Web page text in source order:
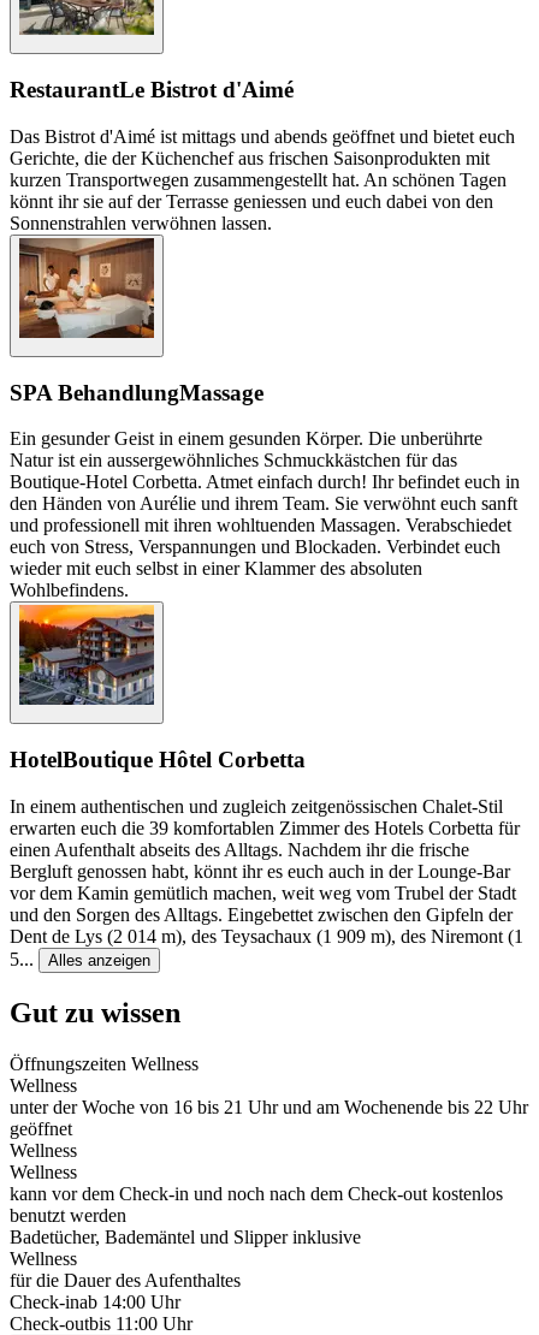
RestaurantLe Bistrot d'Aimé
Das Bistrot d'Aimé ist mittags und abends geöffnet und bietet euch
Gerichte, die der Küchenchef aus frischen Saisonprodukten mit
kurzen Transportwegen zusammengestellt hat. An schönen Tagen
könnt ihr sie auf der Terrasse geniessen und euch dabei von den
Sonnenstrahlen verwöhnen lassen.
SPA BehandlungMassage
Ein gesunder Geist in einem gesunden Körper. Die unberührte
Natur ist ein aussergewöhnliches Schmuckkästchen für das
Boutique-Hotel Corbetta. Atmet einfach durch! Ihr befindet euch in
den Händen von Aurélie und ihrem Team. Sie verwöhnt euch sanft
und professionell mit ihren wohltuenden Massagen. Verabschiedet
euch von Stress, Verspannungen und Blockaden. Verbindet euch
wieder mit euch selbst in einer Klammer des absoluten
Wohlbefindens.
HotelBoutique Hôtel Corbetta
In einem authentischen und zugleich zeitgenössischen Chalet-Stil
erwarten euch die 39 komfortablen Zimmer des Hotels Corbetta für
einen Aufenthalt abseits des Alltags. Nachdem ihr die frische
Bergluft genossen habt, könnt ihr es euch auch in der Lounge-Bar
vor dem Kamin gemütlich machen, weit weg vom Trubel der Stadt
und den Sorgen des Alltags. Eingebettet zwischen den Gipfeln der
Dent de Lys (2 014 m), des Teysachaux (1 909 m), des Niremont (1
5... Alles anzeigen
Gut zu wissen
Öffnungszeiten Wellness
Wellness
unter der Woche von 16 bis 21 Uhr und am Wochenende bis 22 Uhr
geöffnet
Wellness
Wellness
kann vor dem Check-in und noch nach dem Check-out kostenlos
benutzt werden
Badetücher, Bademäntel und Slipper inklusive
Wellness
für die Dauer des Aufenthaltes
Check-inab 14:00 Uhr
Check-outbis 11:00 Uhr